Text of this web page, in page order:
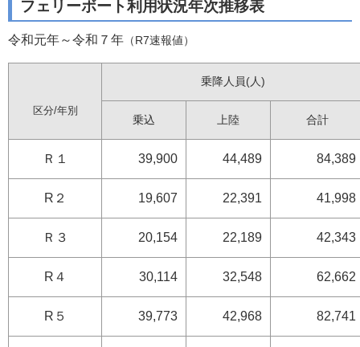
フェリーボート利用状況年次推移表
令和元年～令和７年 （R7速報値）
区分/年別
乗降人員(人)
乗込 上陸 合計
Ｒ１ 39,900 44,489 84,389
R２ 19,607 22,391 41,998
Ｒ３ 20,154 22,189 42,343
R４ 30,114 32,548 62,662
R５ 39,773 42,968 82,741